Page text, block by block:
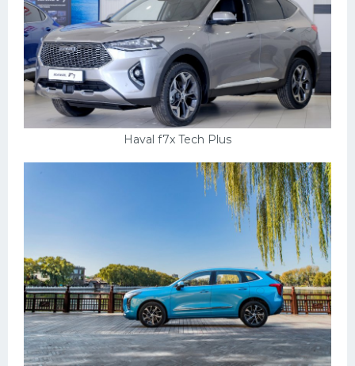
Haval f7x Tech Plus